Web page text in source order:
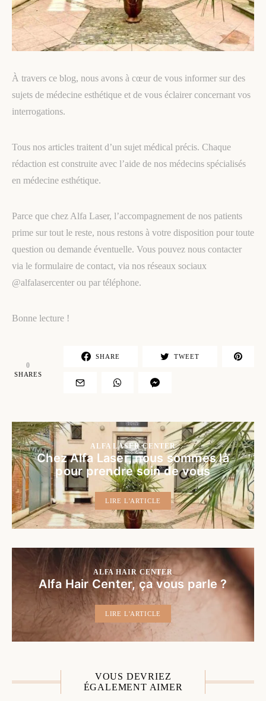
À travers ce blog, nous avons à cœur de vous informer sur des
sujets de médecine esthétique et de vous éclairer concernant vos
interrogations.
Tous nos articles traitent d’un sujet médical précis. Chaque
rédaction est construite avec l’aide de nos médecins spécialisés
en médecine esthétique.
Parce que chez Alfa Laser, l’accompagnement de nos patients
prime sur tout le reste, nous restons à votre disposition pour toute
question ou demande éventuelle. Vous pouvez nous contacter
via le formulaire de contact, via nos réseaux sociaux
@alfalasercenter ou par téléphone.
Bonne lecture !
0
SHARES
SHARE TWEET
ALFA LASER CENTER
Chez Alfa Laser, nous sommes là
pour prendre soin de vous
LIRE L'ARTICLE
ALFA HAIR CENTER
Alfa Hair Center, ça vous parle ?
LIRE L'ARTICLE
VOUS DEVRIEZ
ÉGALEMENT AIMER